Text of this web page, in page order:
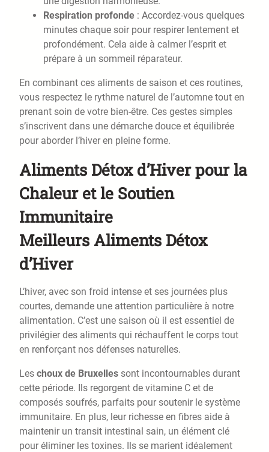
Respiration profonde : Accordez-vous quelques
minutes chaque soir pour respirer lentement et
profondément. Cela aide à calmer l’esprit et
prépare à un sommeil réparateur.
En combinant ces aliments de saison et ces routines,
vous respectez le rythme naturel de l’automne tout en
prenant soin de votre bien-être. Ces gestes simples
s’inscrivent dans une démarche douce et équilibrée
pour aborder l’hiver en pleine forme.
Aliments Détox d’Hiver pour la
Chaleur et le Soutien
Immunitaire
Meilleurs Aliments Détox
d’Hiver
L’hiver, avec son froid intense et ses journées plus
courtes, demande une attention particulière à notre
alimentation. C’est une saison où il est essentiel de
privilégier des aliments qui réchauffent le corps tout
en renforçant nos défenses naturelles.
Les choux de Bruxelles sont incontournables durant
cette période. Ils regorgent de vitamine C et de
composés soufrés, parfaits pour soutenir le système
immunitaire. En plus, leur richesse en fibres aide à
maintenir un transit intestinal sain, un élément clé
pour éliminer les toxines. Ils se marient idéalement